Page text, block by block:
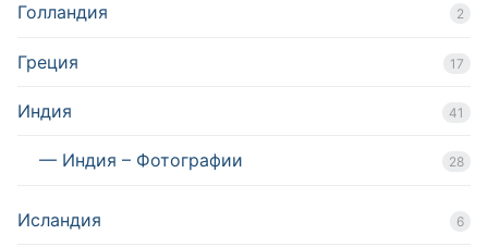
Голландия 2
Греция 17
Индия 41
— Индия – Фотографии 28
Исландия 6